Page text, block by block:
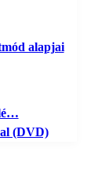
alapjai
(DVD)